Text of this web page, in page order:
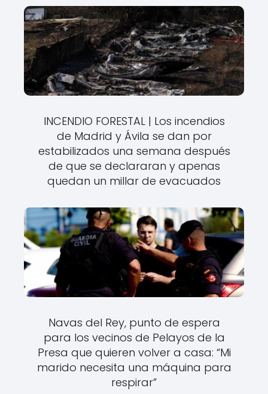
INCENDIO FORESTAL | Los incendios
de Madrid y Ávila se dan por
estabilizados una semana después
de que se declararan y apenas
quedan un millar de evacuados
Navas del Rey, punto de espera
para los vecinos de Pelayos de la
Presa que quieren volver a casa: “Mi
marido necesita una máquina para
respirar”